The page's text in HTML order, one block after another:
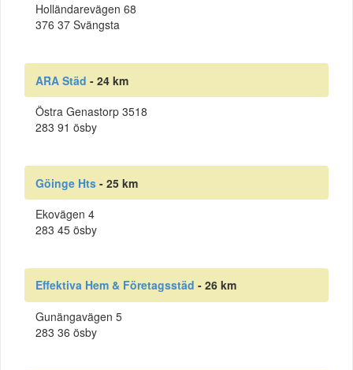
Holländarevägen 68
376 37 Svängsta
ARA Städ - 24 km
Östra Genastorp 3518
283 91 ösby
Göinge Hts - 25 km
Ekovägen 4
283 45 ösby
Effektiva Hem & Företagsstäd - 26 km
Gunängavägen 5
283 36 ösby